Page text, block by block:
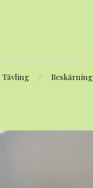
Tävling Beskärning